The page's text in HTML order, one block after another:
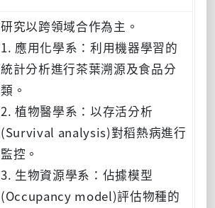
研究以跨領域合作為主。
1. 應用化學系：利用機器學習的
統計分析進行茶葉溯源及食品分
類。
2. 植物醫學系：以存活分析
(Survival analysis)對稻熱病進行
監控。
3. 生物資源學系：佔據模型
(Occupancy model)評估物種的